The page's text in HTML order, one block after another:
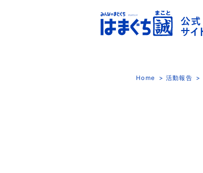
Home 活動報告